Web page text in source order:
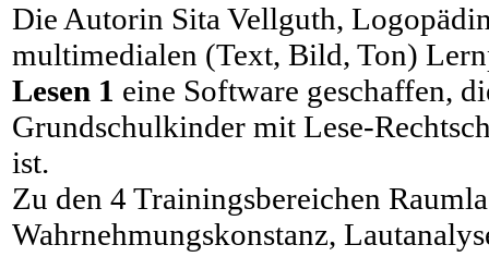
Die Autorin Sita Vellguth,
multimedialen (Text, Bild, Ton)
Lesen 1 eine Software geschaffen,
Grundschulkinder mit Lese-
ist.
Zu den 4 Trainingsbereichen
Wahrnehmungskonstanz,